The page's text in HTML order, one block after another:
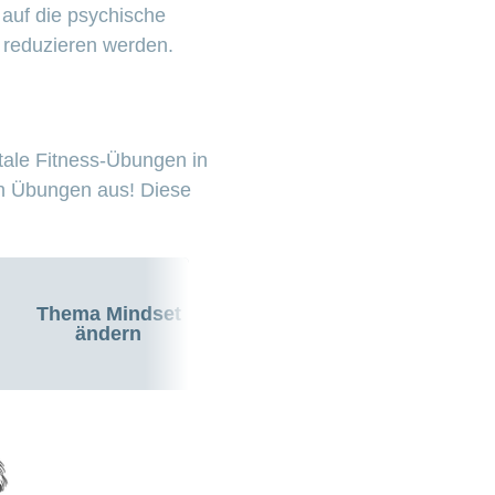
die psychische
werden.
Fitness-Übungen in
Übungen aus! Diese
Thema Mindset
ändern